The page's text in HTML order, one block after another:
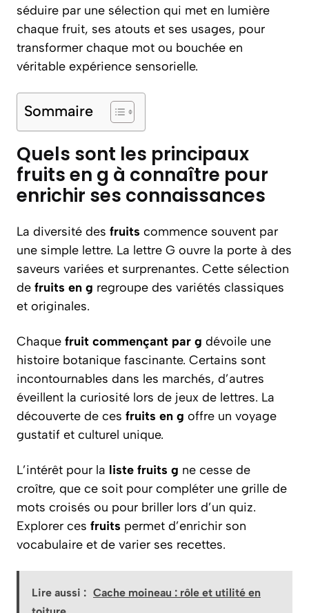
séduire par une sélection qui met en lumière
chaque fruit, ses atouts et ses usages, pour
transformer chaque mot ou bouchée en
véritable expérience sensorielle.
Sommaire
Quels sont les principaux
fruits en g à connaître pour
enrichir ses connaissances
La diversité des fruits commence souvent par
une simple lettre. La lettre G ouvre la porte à des
saveurs variées et surprenantes. Cette sélection
de fruits en g regroupe des variétés classiques
et originales.
Chaque fruit commençant par g dévoile une
histoire botanique fascinante. Certains sont
incontournables dans les marchés, d’autres
éveillent la curiosité lors de jeux de lettres. La
découverte de ces fruits en g offre un voyage
gustatif et culturel unique.
L’intérêt pour la liste fruits g ne cesse de
croître, que ce soit pour compléter une grille de
mots croisés ou pour briller lors d’un quiz.
Explorer ces fruits permet d’enrichir son
vocabulaire et de varier ses recettes.
Lire aussi : Cache moineau : rôle et utilité en